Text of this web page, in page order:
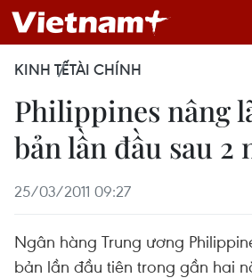
KINH TẾTÀI CHÍNH
Philippines nâng
bản lần đầu sau 2
25/03/2011 09:27
Ngân hàng Trung ương
bản lần đầu tiên trong gần hai